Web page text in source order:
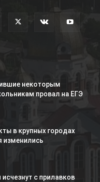
некоторым
провал на ЕГЭ
в крупных городах
изменились
с прилавков